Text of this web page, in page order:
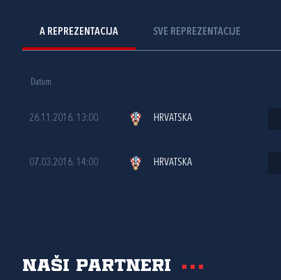
A REPREZENTACIJA SVE REPREZENTACIJE
Datum
26.11.2016. 13:00 HRVATSKA
07.03.2016. 14:00 HRVATSKA
Naši partneri